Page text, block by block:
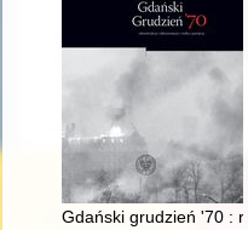
Gdański grudzień '70 :